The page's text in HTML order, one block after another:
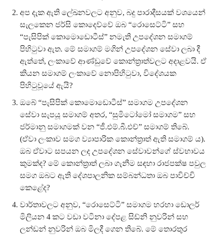
අප දැක ඇති ලේඛනවලට අනුව, බදු පාරාදීසයක් වශයෙන්
සැලකෙන ජර්සි කොදෙව්වේ ඔබ “රොසෙට්ටි” සහ
“පැසිපික් කොමොඩොටීස්” නමැති උපදේශන සමාගම්
පිහිටුවා ඇත. මේ සමාගම් මගින් උපදේශන සේවා ලබා දී
ඇත්තේ, ලංකාවේ ආණ්ඩුවේ කොන්ත්‍රාත්වලට අදාළවයි. ඒ
කියන සමාගම් ලංකාවේ නොපිහිටුවා, විදේශයක
පිහිටුවූයේ ඇයි?
ඔබේ “පැසිපික් කොමොඩොටීස්” සමාගම උපදේශන
සේවා සැපයූ සමාගම් අතර, “සුමිටෝමෝ සමාගම” සහ
ජර්මානු සමාගමක් වන “ජී.එම්.බී.එච්” සමාගම් තිබේ.
(ඒවා ලංකාව සමග ව්‍යාපාරික කොන්ත්‍රාත් ඇති සමාගම් ය).
ඔබ ඒවාට සපයන ලද උපදේශන සේවාවන්ගේ ස්වභාවය
කුමක්ද? මේ කොන්ත්‍රාත් ලබා ගැනීම සඳහා රාජපක්ෂ පවුල
සමග ඔබට ඇති දේශපාලනික සම්බන්ධතා ඔබ පාවිච්චි
කෙළේද?
වාර්තාවලට අනුව, “රොසෙට්ටි” සමාගම හරහා ඩොලර්
මිලියන 4 කට වඩා වටිනා දේපළ සිඩ්නි නුවරින් සහ
ලන්ඩන් නුවරින් ඔබ මිලදී ගෙන තිබේ. මේ තොරතුර